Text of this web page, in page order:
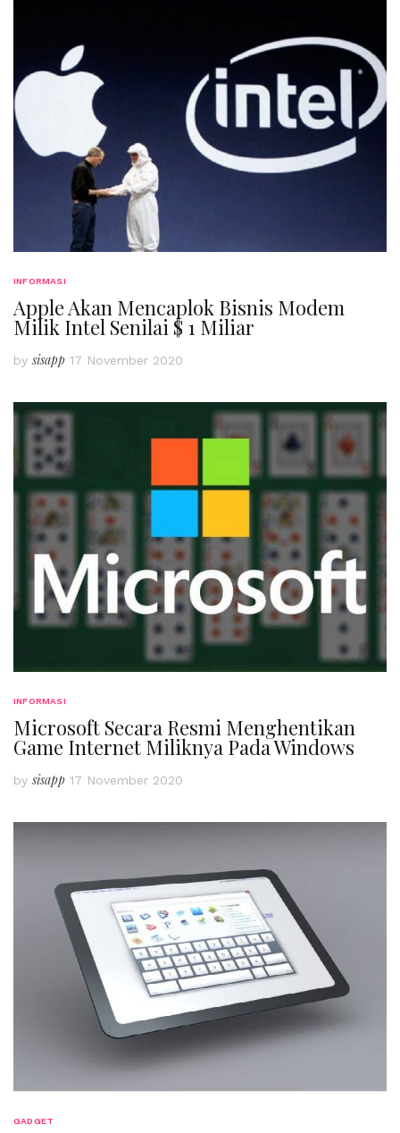
INFORMASI
Apple Akan Mencaplok Bisnis Modem
Milik Intel Senilai $ 1 Miliar
bysisapp 17 November 2020
INFORMASI
Microsoft Secara Resmi Menghentikan
Game Internet Miliknya Pada Windows
bysisapp 17 November 2020
GADGET